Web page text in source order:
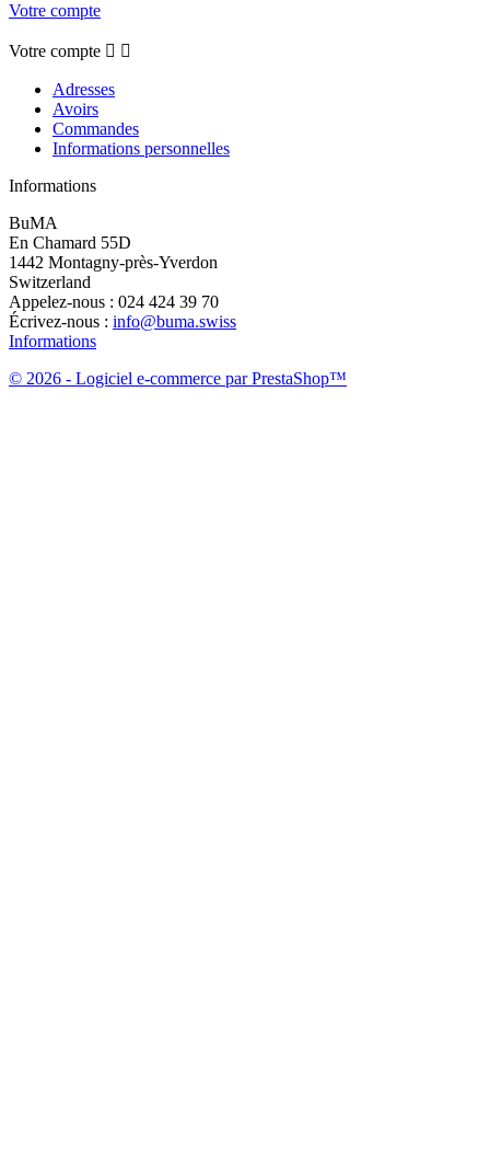
Votre compte
Votre compte  
Adresses
Avoirs
Commandes
Informations personnelles
Informations
BuMA
En Chamard 55D
1442 Montagny-près-Yverdon
Switzerland
Appelez-nous : 024 424 39 70
Écrivez-nous : info@buma.swiss
Informations
© 2026 - Logiciel e-commerce par PrestaShop™